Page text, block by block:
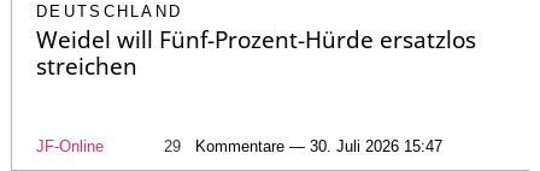
DEUTSCHLAND
Weidel will Fünf-Prozent-Hürde ersatzlos
streichen
JF-Online 29 Kommentare — 30. Juli 2026 15:47